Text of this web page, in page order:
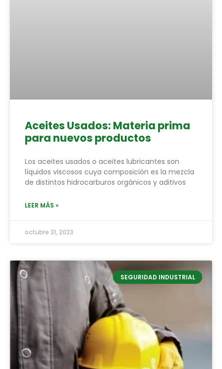
Aceites Usados: Materia prima
para nuevos productos
Los aceites usados o aceites lubricantes son
líquidos viscosos cuya composición es la mezcla
de distintos hidrocarburos orgánicos y aditivos
LEER MÁS »
octubre 31, 2023
SEGURIDAD INDUSTRIAL